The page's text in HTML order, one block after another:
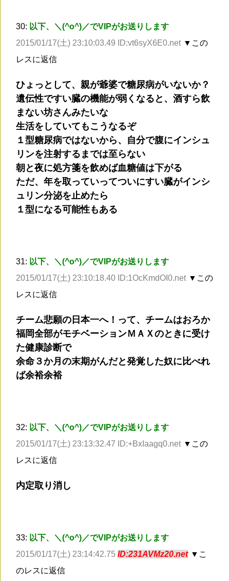
30: 以下、＼(^o^)／でVIPがお送りします
2015/01/17(土) 23:10:03.49 ID:vt6syX6E0.net ▼この
レスに返信
ひょっとして、親が爺婆で糖尿病がいないか？
遺伝性ですい臓の機能が弱くなると、酒すら飲
まない坊さんみたいな
生活をしていてもこうなるぞ
１型糖尿病ではないから、自分で腹にインシュ
リンを注射するまでは至らない
朝と夜に処方箋を飲めば血糖値は下がる
ただ、年を取っていってついにすい臓がインシ
ュリン分泌を止めたら
１型になる可能性もある
31: 以下、＼(^o^)／でVIPがお送りします
2015/01/17(土) 23:10:18.40 ID:1OcKmdOI0.net ▼この
レスに返信
チーム悲願の日本一へ！って、チームはおろか
福岡全部がモチベーションＭＡＸのときに受け
た健康診断で
余命３か月の末期がんだと発覚した奴に比べれ
ば余裕余裕
32: 以下、＼(^o^)／でVIPがお送りします
2015/01/17(土) 23:13:32.47 ID:+BxIaagq0.net ▼この
レスに返信
内定取り消し
33: 以下、＼(^o^)／でVIPがお送りします
2015/01/17(土) 23:14:42.75 ID:231AVMz20.net ▼こ
のレスに返信